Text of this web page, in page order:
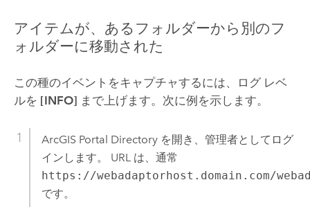
アイテムが、あるフォルダーから別のフ
ォルダーに移動された
この種のイベントをキャプチャするには、ログ レベ
ルを [INFO] まで上げます。次に例を示します。
ArcGIS Portal Directory を開き、管理者としてログ
インします。 URL は、通常
https://webadaptorhost.domain.com/
です。